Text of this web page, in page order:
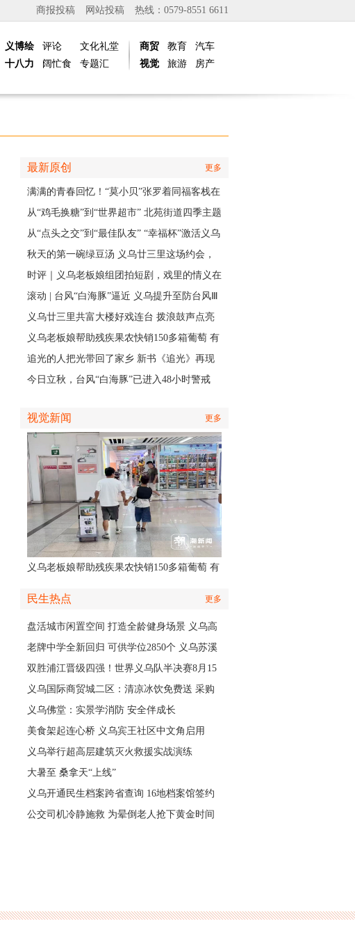
热线：0579-8551 6611
网站投稿
商报投稿
义博绘
十八力
评论
阔忙食
文化礼堂
专题汇
商贸
视觉
教育
旅游
汽车
房产
最新原创 更多
满满的青春回忆！“莫小贝”张罗着同福客栈在
义乌再“开张”
从“鸡毛换糖”到“世界超市” 北苑街道四季主题
展再现义乌印记
从“点头之交”到“最佳队友” “幸福杯”激活义乌
稠江邻里情
秋天的第一碗绿豆汤 义乌廿三里这场约会，
主角是快递小哥
时评｜义乌老板娘组团拍短剧，戏里的情义在
现实中有了回响
滚动 | 台风“白海豚”逼近 义乌提升至防台风Ⅲ
级应急响应
义乌廿三里共富大楼好戏连台 拨浪鼓声点亮
乡村之夜
义乌老板娘帮助残疾果农快销150多箱葡萄 有
人认出她还主演了部短剧
追光的人把光带回了家乡 新书《追光》再现
义商与一座城的双向奔赴
今日立秋，台风“白海豚”已进入48小时警戒
视觉新闻 更多
义乌老板娘帮助残疾果农快销150多箱葡萄 有
民生热点 更多
盘活城市闲置空间 打造全龄健身场景 义乌高
质量落地省级文体民生实事
老牌中学全新回归 可供学位2850个 义乌苏溪
中学9月投用
双胜浦江晋级四强！世界义乌队半决赛8月15
日主场开打
义乌国际商贸城二区：清凉冰饮免费送 采购
商可就近领取
义乌佛堂：实景学消防 安全伴成长
美食架起连心桥 义乌宾王社区中文角启用
义乌举行超高层建筑灭火救援实战演练
大暑至 桑拿天“上线”
义乌开通民生档案跨省查询 16地档案馆签约
合作
公交司机冷静施救 为晕倒老人抢下黄金时间